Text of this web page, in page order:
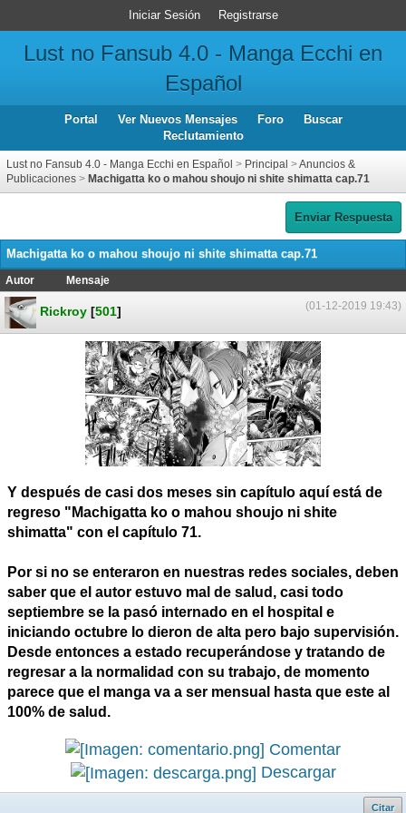
Iniciar Sesión Registrarse
Lust no Fansub 4.0 - Manga Ecchi en
Español
Portal Ver Nuevos Mensajes Foro
Buscar
Reclutamiento
Lust no Fansub 4.0 - Manga Ecchi en Español > Principal >Anuncios &
Publicaciones > Machigatta ko o mahou shoujo ni shite shimatta cap.71
Enviar Respuesta
Machigatta ko o mahou shoujo ni shite shimatta cap.71
Autor
Mensaje
(01-12-2019 19:43)
Rickroy [501]
Y después de casi dos meses sin capítulo aquí está de
regreso "Machigatta ko o mahou shoujo ni shite
shimatta" con el capítulo 71.
Por si no se enteraron en nuestras redes sociales, deben
saber que el autor estuvo mal de salud, casi todo
septiembre se la pasó internado en el hospital e
iniciando octubre lo dieron de alta pero bajo supervisión.
Desde entonces a estado recuperándose y tratando de
regresar a la normalidad con su trabajo, de momento
parece que el manga va a ser mensual hasta que este al
100% de salud.
Comentar
Descargar
Citar